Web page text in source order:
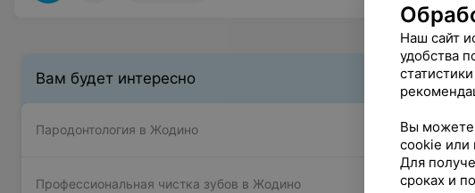
Вам будет интересно
Пародонтология в Жодино
Профессиональная чистка зубов в Жодино
Наш сайт
удобства
Вы можете
cookie или
Для
сроках и